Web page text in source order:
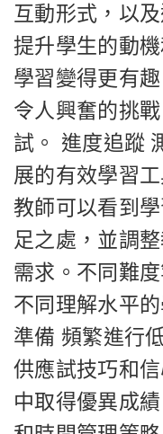
互動形式，以
提升學生的動
學習變得更有
令人興奮的挑
試。 進度追蹤
展的有效學習
教師可以看到
足之處，並調
需求。不同難
不同理解水平
準備 頻繁進行
供應試技巧和
中取得優異成